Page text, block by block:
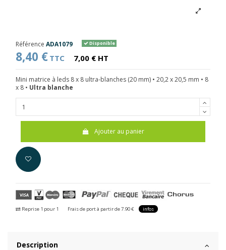
Référence ADA1079 Disponible
8,40 € TTC 7,00 € HT
Mini matrice à leds 8 x 8 ultra-blanches (20 mm) • 20,2 x 20,5 mm • 8
x 8 • Ultra blanche
Ajouter au panier
Reprise 1 pour 1 Frais de port à partir de 7.90 € infos
Description